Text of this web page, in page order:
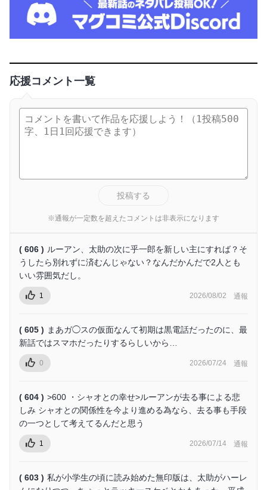
応援コメント一覧
投稿する
※通報が一定数を超えたコメントは非表示になります
( 606 ) ルーアン、太助の次に乎一郎を新しい主にすれば？そ
うしたら別れずに済むんじゃない？なんだかんだで2人とも
いい雰囲気だし。
1 2026/08/02 通報
( 605 ) まあガ◯スの仮面なんて初期は黒電話だったのに、最
新話ではスマホだったりするらしいから…
0 2026/07/24 通報
( 604 ) >600 ・シャオとの幸せ>ルーアンが去る事による悲
しみ シャオとの関係性を今より進める為なら、去る事も手段
の一つとして考えてるんだと思う
1 2026/07/14 通報
( 603 ) 私が小学生の頃に読み始めた無印版は、太助がハーレ